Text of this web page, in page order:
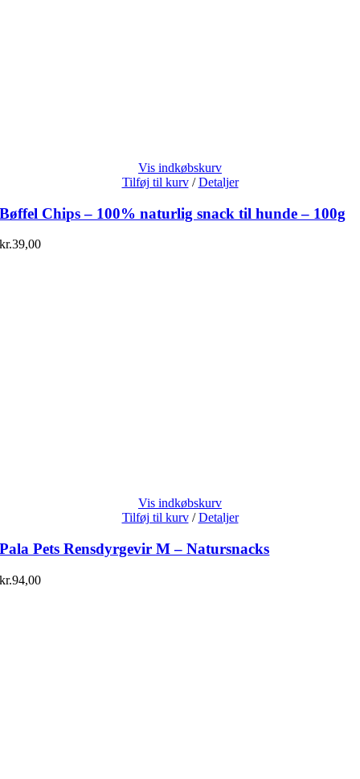
Vis indkøbskurv
Tilføj til kurv / Detaljer
Bøffel Chips – 100% naturlig snack til hunde – 100g
kr.39,00
Vis indkøbskurv
Tilføj til kurv / Detaljer
Pala Pets Rensdyrgevir M – Natursnacks
kr.94,00